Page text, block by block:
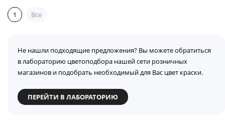
1 Все
Не нашли подходящие предложения? Вы можете обратиться
в лабораторию цветоподбора нашей сети розничных
магазинов и подобрать необходимый для Вас цвет краски.
ПЕРЕЙТИ В ЛАБОРАТОРИЮ